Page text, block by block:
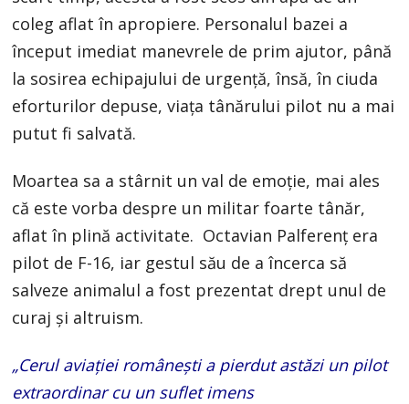
coleg aflat în apropiere. Personalul bazei a
început imediat manevrele de prim ajutor, până
la sosirea echipajului de urgență, însă, în ciuda
eforturilor depuse, viața tânărului pilot nu a mai
putut fi salvată.
Moartea sa a stârnit un val de emoție, mai ales
că este vorba despre un militar foarte tânăr,
aflat în plină activitate. Octavian Palferenț era
pilot de F-16, iar gestul său de a încerca să
salveze animalul a fost prezentat drept unul de
curaj și altruism.
„Cerul aviației românești a pierdut astăzi un pilot
extraordinar cu un suflet imens